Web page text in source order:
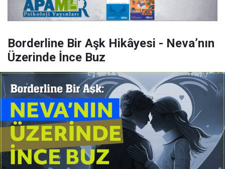
Borderline Bir Aşk Hikâyesi - Neva’nın
Üzerinde İnce Buz